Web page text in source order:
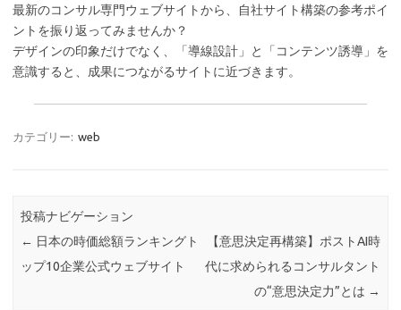
最新のコンサル専門ウェブサイトから、自社サイト構築の参考ポイ
ントを振り返ってみませんか？
デザインの印象だけでなく、「導線設計」と「コンテンツ誘導」を
意識すると、成果につながるサイトに近づきます。
カテゴリー: web
投稿ナビゲーション
← 日本の時価総額ランキングト
ップ10企業公式ウェブサイト
【意思決定再構築】ポストAI時
代に求められるコンサルタント
の“意思決定力”とは →